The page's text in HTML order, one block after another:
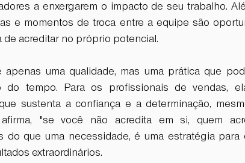
a enxergarem o impacto de seu trabalho.
e momentos de troca entre a equipe são
de acreditar no próprio potencial.
apenas uma qualidade, mas uma prática que
do tempo. Para os profissionais de vendas,
sustenta a confiança e a determinação,
"se você não acredita em si, quem
do que uma necessidade, é uma estratégia para
extraordinários.